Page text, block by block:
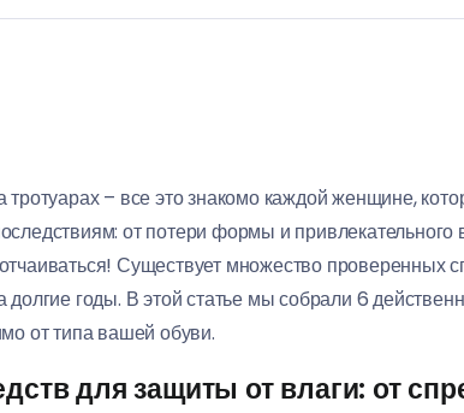
– все это знакомо каждой женщине,
от потери формы и
Существует множество проверенных
годы. В этой статье мы собрали 6
от типа вашей обуви.
для защиты от влаги: от